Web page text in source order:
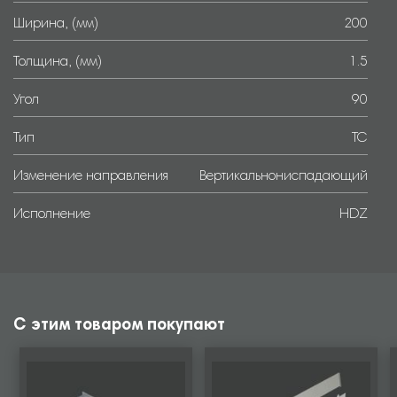
Ширина, (мм) 200
Толщина, (мм) 1.5
Угол 90
Тип TC
Изменение направления Вертикальнониспадающий
Исполнение HDZ
С этим товаром покупают